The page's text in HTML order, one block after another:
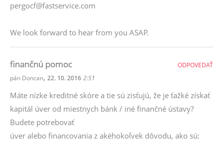
pergocf@fastservice.com
We look forward to hear from you ASAP.
finančnú pomoc
pán Doncan, 22. 10. 2016 2:51
Máte nízke kreditné skóre a tie sú zisťujú, že je ťažké získať
kapitál úver od miestnych bánk / iné finančné ústavy?
Budete potrebovať
úver alebo financovania z akéhokoľvek dôvodu, ako sú:
ODPOVEDAŤ